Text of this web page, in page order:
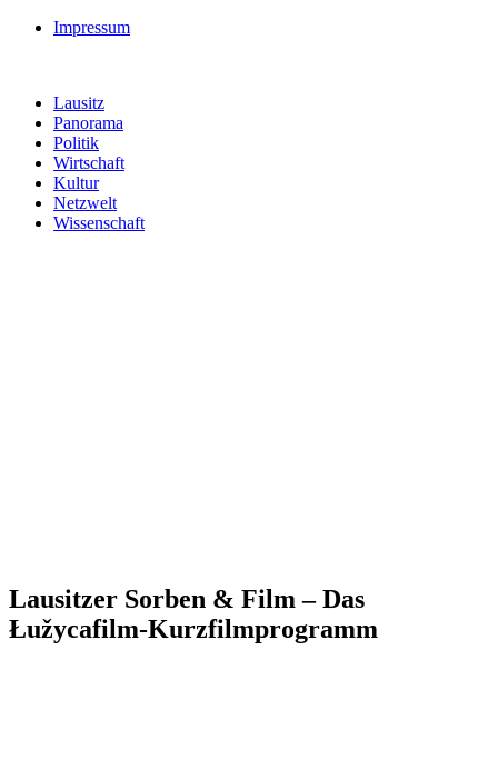
Impressum
Lausitz
Panorama
Politik
Wirtschaft
Kultur
Netzwelt
Wissenschaft
Lausitzer Sorben & Film – Das
Łužycafilm-Kurzfilmprogramm